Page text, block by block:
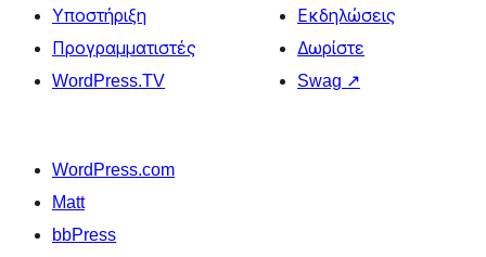
Υποστήριξη
Προγραμματιστές
WordPress.TV
Εκδηλώσεις
Δωρίστε
Swag ↗
WordPress.com
Matt
bbPress